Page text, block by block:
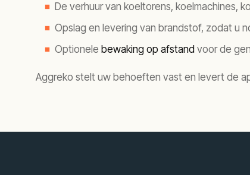
De verhuur van koeltorens, koelmachines,
Opslag en levering van brandstof, zodat u
Optionele bewaking op afstand voor de
Aggreko stelt uw behoeften vast en levert de